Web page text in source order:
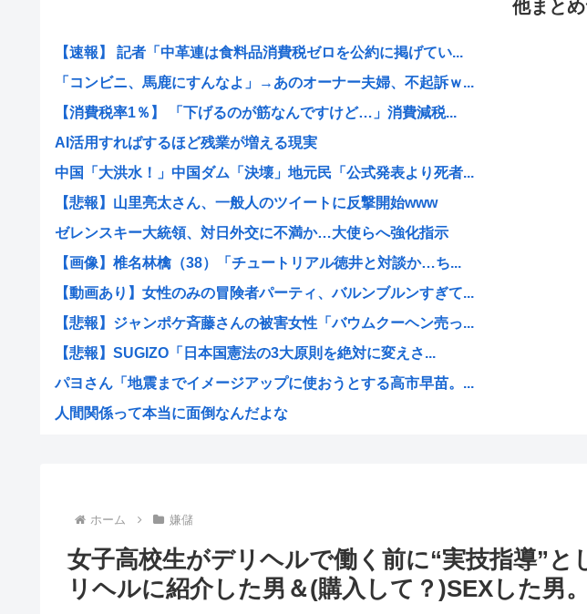
他まと
【速報】 記者「中革連は食料品消費税ゼロを公約に掲げてい...
「コンビニ、馬鹿にすんなよ」→あのオーナー夫婦、不起訴ｗ...
【消費税率1％】 「下げるのが筋なんですけど…」消費減税...
AI活用すればするほど残業が増える現実
中国「大洪水！」中国ダム「決壊」地元民「公式発表より死者...
【悲報】山里亮太さん、一般人のツイートに反撃開始www
ゼレンスキー大統領、対日外交に不満か…大使らへ強化指示
【画像】椎名林檎（38）「チュートリアル徳井と対談か…ち...
【動画あり】女性のみの冒険者パーティ、バルンブルンすぎて...
【悲報】ジャンポケ斉藤さんの被害女性「バウムクーヘン売っ...
【悲報】SUGIZO「日本国憲法の3大原則を絶対に変えさ...
パヨさん「地震までイメージアップに使おうとする高市早苗。...
人間関係って本当に面倒なんだよな
【ひろゆき他】Xのインフルエンサー達「高市さぁ、為替介入...
前泊博盛氏「私が総理大臣になったら中国に謝罪しに行きます...
ホーム 嫌儲
女子高校生がデリヘルで働く前に“実技指導”と
リヘルに紹介した男＆(購入して？)SEXした男